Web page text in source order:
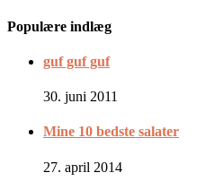
Populære indlæg
guf guf guf
30. juni 2011
Mine 10 bedste salater
27. april 2014